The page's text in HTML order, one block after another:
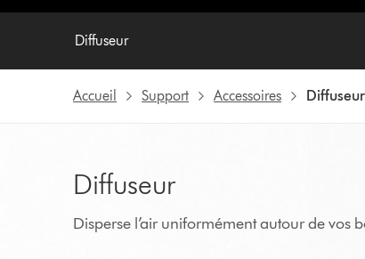
Diffuseur
Accueil Support Accessoires Diffuseur
Diffuseur
Disperse l’air uniformément autour de vos